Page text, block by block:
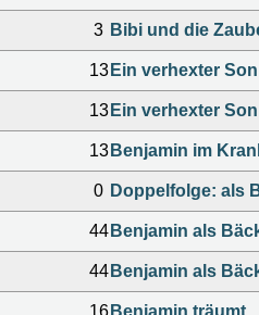
3 Bibi und die
13 Ein verhexter
13 Ein verhexter
13 Benjamin im
0 Doppelfolge: als
44 Benjamin als
44 Benjamin als
16 Benjamin träumt